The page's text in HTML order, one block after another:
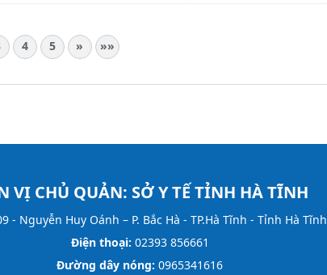
4 5 » »»
VỊ CHỦ QUẢN: SỞ Y TẾ TỈNH HÀ TĨNH
- Nguyễn Huy Oánh – P. Bắc Hà - TP.Hà Tĩnh - Tỉnh Hà Tĩnh
Điện thoại: 02393 856661
Đường dây nóng: 0965341616